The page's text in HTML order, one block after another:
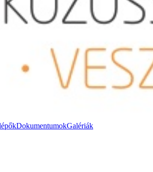
DokumentumokGalériák